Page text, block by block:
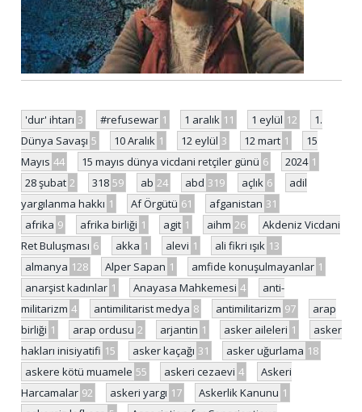
'dur' ihtarı 3 #refusewar 1 1 aralık 11 1 eylül 12
1.
Dünya Savaşı 5 10 Aralık 1 12 eylül 3 12 mart 1
15
Mayıs 44 15 mayıs dünya vicdani retçiler günü 6 2024 1
28 şubat 2 318 59 ab 24 abd 319 açlık 6
adil
yargılanma hakkı 1 Af Örgütü 61 afganistan 31
afrika 9 afrika birliği 1 agit 1 aihm 26
Akdeniz Vicdani
Ret Buluşması 6 akka 1 alevi 1 ali fikri ışık 13
almanya 128 Alper Sapan 1 amfide konuşulmayanlar 1
anarşist kadınlar 1 Anayasa Mahkemesi 4
anti-
militarizm 4 antimilitarist medya 8 antimilitarizm 97
arap
birliği 1 arap ordusu 2 arjantin 1 asker aileleri 1
asker
hakları inisiyatifi 15 asker kaçağı 31 asker uğurlama 18
askere kötü muamele 55 askeri cezaevi 4
Askeri
Harcamalar 92 askeri yargı 17 Askerlik Kanunu 1